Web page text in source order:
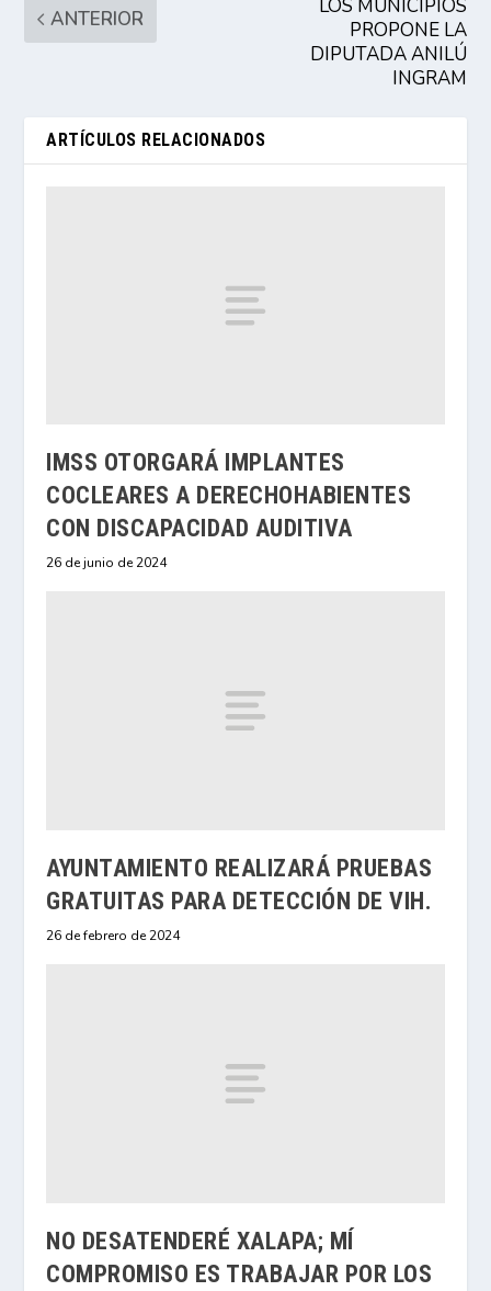
ANTERIOR
LOS MUNICIPIOS
PROPONE LA
DIPUTADA ANILÚ
INGRAM
ARTÍCULOS RELACIONADOS
IMSS OTORGARÁ IMPLANTES
COCLEARES A DERECHOHABIENTES
CON DISCAPACIDAD AUDITIVA
26 de junio de 2024
AYUNTAMIENTO REALIZARÁ PRUEBAS
GRATUITAS PARA DETECCIÓN DE VIH.
26 de febrero de 2024
NO DESATENDERÉ XALAPA; MÍ
COMPROMISO ES TRABAJAR POR LOS